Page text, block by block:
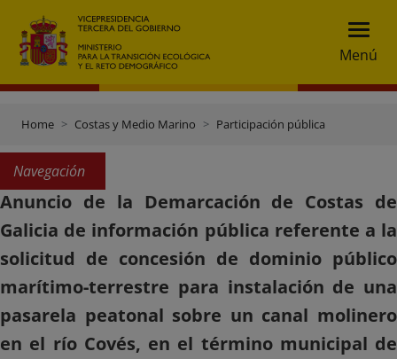
Menú
Home Costas y Medio Marino Participación pública
Navegación
Anuncio de la Demarcación de Costas de
Galicia de información pública referente a la
solicitud de concesión de dominio público
marítimo-terrestre para instalación de una
pasarela peatonal sobre un canal molinero
en el río Covés, en el término municipal de